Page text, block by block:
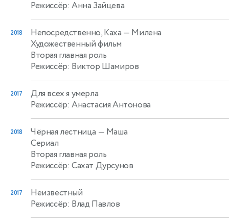
Режиссёр: Анна Зайцева
2018 Непосредственно, Каха — Милена
Художественный фильм
Вторая главная роль
Режиссёр: Виктор Шамиров
2017
Для всех я умерла
Режиссёр: Анастасия Антонова
2018 Чёрная лестница — Маша
Сериал
Вторая главная роль
Режиссёр: Сахат Дурсунов
2017
Неизвестный
Режиссёр: Влад Павлов